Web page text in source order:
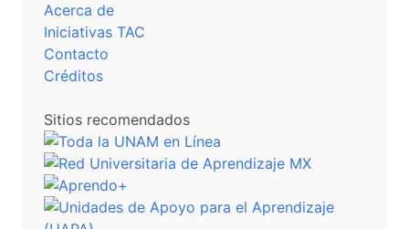
Acerca de
Iniciativas TAC
Contacto
Créditos
Sitios recomendados